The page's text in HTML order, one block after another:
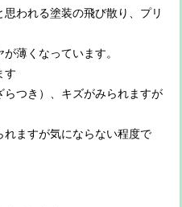
思われる塗装の飛び散り、プリ
薄くなっています。
す
らつき）、キズがみられますが
れますが気にならない程度で